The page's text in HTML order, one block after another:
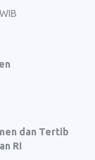
dan Tertib
RI